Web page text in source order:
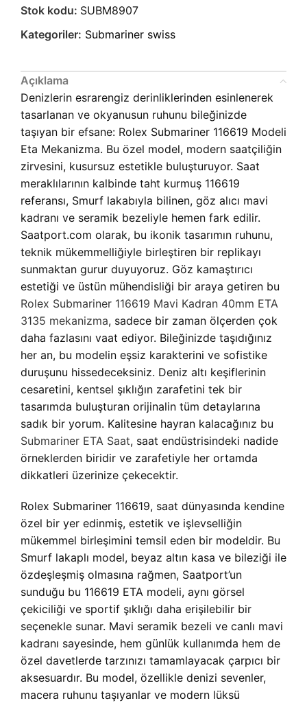
Stok kodu: SUBM8907
Kategoriler: Submariner swiss
Açıklama
Denizlerin esrarengiz derinliklerinden esinlenerek
tasarlanan ve okyanusun ruhunu bileğinizde
taşıyan bir efsane: Rolex Submariner 116619 Modeli
Eta Mekanizma. Bu özel model, modern saatçiliğin
zirvesini, kusursuz estetikle buluşturuyor. Saat
meraklılarının kalbinde taht kurmuş 116619
referansı, Smurf lakabıyla bilinen, göz alıcı mavi
kadranı ve seramik bezeliyle hemen fark edilir.
Saatport.com olarak, bu ikonik tasarımın ruhunu,
teknik mükemmelliğiyle birleştiren bir replikayı
sunmaktan gurur duyuyoruz. Göz kamaştırıcı
estetiği ve üstün mühendisliği bir araya getiren bu
Rolex Submariner 116619 Mavi Kadran 40mm ETA
3135 mekanizma, sadece bir zaman ölçerden çok
daha fazlasını vaat ediyor. Bileğinizde taşıdığınız
her an, bu modelin eşsiz karakterini ve sofistike
duruşunu hissedeceksiniz. Deniz altı keşiflerinin
cesaretini, kentsel şıklığın zarafetini tek bir
tasarımda buluşturan orijinalin tüm detaylarına
sadık bir yorum. Kalitesine hayran kalacağınız bu
Submariner ETA Saat, saat endüstrisindeki nadide
örneklerden biridir ve zarafetiyle her ortamda
dikkatleri üzerinize çekecektir.
Rolex Submariner 116619, saat dünyasında kendine
özel bir yer edinmiş, estetik ve işlevselliğin
mükemmel birleşimini temsil eden bir modeldir. Bu
Smurf lakaplı model, beyaz altın kasa ve bileziği ile
özdeşleşmiş olmasına rağmen, Saatport’un
sunduğu bu 116619 ETA modeli, aynı görsel
çekiciliği ve sportif şıklığı daha erişilebilir bir
seçenekle sunar. Mavi seramik bezeli ve canlı mavi
kadranı sayesinde, hem günlük kullanımda hem de
özel davetlerde tarzınızı tamamlayacak çarpıcı bir
aksesuardır. Bu model, özellikle denizi sevenler,
macera ruhunu taşıyanlar ve modern lüksü